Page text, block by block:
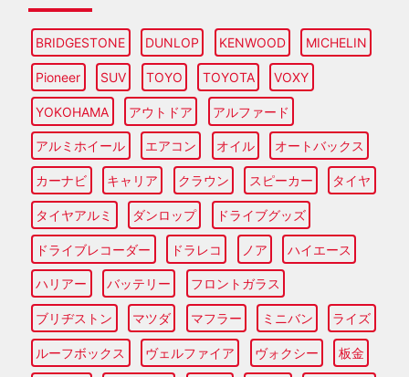
BRIDGESTONE DUNLOP KENWOOD MICHELIN
Pioneer SUV TOYO TOYOTA VOXY
YOKOHAMA アウトドア アルファード
アルミホイール エアコン オイル オートバックス
カーナビ キャリア クラウン スピーカー タイヤ
タイヤアルミ ダンロップ ドライブグッズ
ドライブレコーダー ドラレコ ノア ハイエース
ハリアー バッテリー フロントガラス
ブリヂストン マツダ マフラー ミニバン ライズ
ルーフボックス ヴェルファイア ヴォクシー 板金